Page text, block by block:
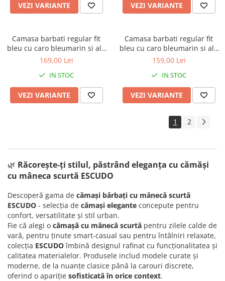
VEZI VARIANTE VEZI VARIANTE
Camasa barbati regular fit
bleu cu caro bleumarin si alb
cu maneca scurta - 2XL-3XL
169,00 Lei
IN STOC
VEZI VARIANTE
Camasa barbati regular fit
bleu cu caro bleumarin si alb
cu maneca scurta
159,00 Lei
IN STOC
VEZI VARIANTE
1 2
🌿 Răcorește-ți stilul, păstrând eleganța cu cămăși
cu mâneca scurtă ESCUDO
Descoperă gama de cămași bărbați cu mânecă scurtă
ESCUDO - selecția de cămași elegante concepute pentru
confort, versatilitate și stil urban.
Fie că alegi o cămașă cu mânecă scurtă pentru zilele calde de
vară, pentru ținute smart‑casual sau pentru întâlniri relaxate,
colecția ESCUDOîmbină designul rafinat cu funcționalitatea și
calitatea materialelor. Produsele includ modele curate și
moderne, de la nuanțe clasice până la carouri discrete,
oferind o apariție sofisticată în orice context.